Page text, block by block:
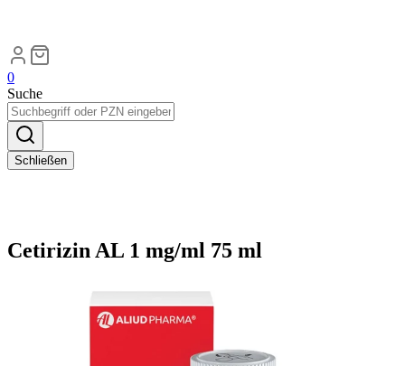
0
Suche
Schließen
Cetirizin AL 1 mg/ml 75 ml